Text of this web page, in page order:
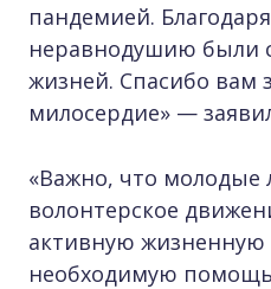
пандемией.
неравнодушию были
жизней. Спасибо вам
милосердие» —
«Важно, что
волонтерское
активную
необходимую